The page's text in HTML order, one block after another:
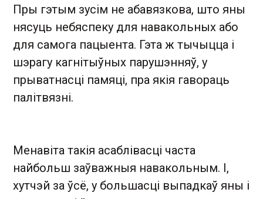
Пры гэтым зусім не абавязкова, што яны
нясуць небяспеку для навакольных або
для самога пацыента. Гэта ж тычыцца і
шэрагу кагнітыўных парушэнняў, у
прыватнасці памяці, пра якія гавораць
палітвязні.
Менавіта такія асаблівасці часта
найбольш заўважныя навакольным. І,
хутчэй за ўсё, у большасці выпадкаў яны і